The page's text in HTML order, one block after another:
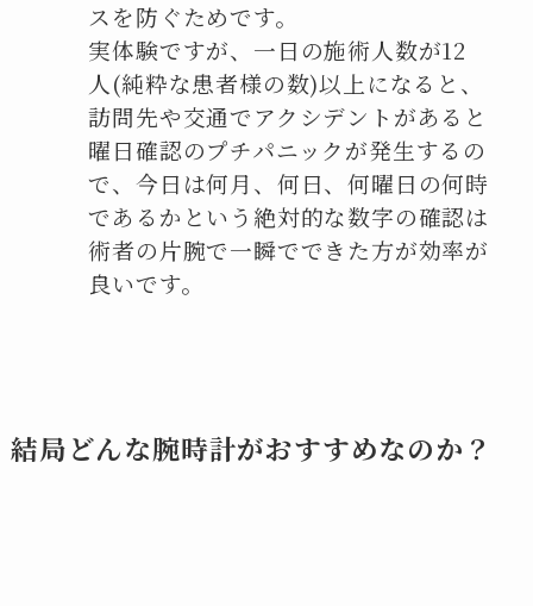
スを防ぐためです。
実体験ですが、一日の施術人数が12
人(純粋な患者様の数)以上になると、
訪問先や交通でアクシデントがあると
曜日確認のプチパニックが発生するの
で、今日は何月、何日、何曜日の何時
であるかという絶対的な数字の確認は
術者の片腕で一瞬でできた方が効率が
良いです。
結局どんな腕時計がおすすめなのか？